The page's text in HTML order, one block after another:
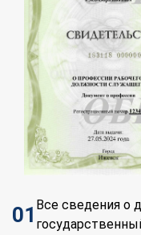
01 Все сведения о